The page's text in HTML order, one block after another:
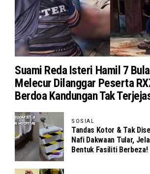
Suami Reda Isteri Hamil 7
Melecur Dilanggar Peserta
Berdoa Kandungan Tak
SOSIAL
Tandas Kotor & Tak
Nafi Dakwaan Tular,
Bentuk Fasiliti Berbeza!